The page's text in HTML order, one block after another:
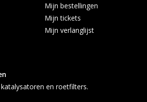
Mijn bestellingen
Mijn tickets
Mijn verlanglijst
en roetfilters.